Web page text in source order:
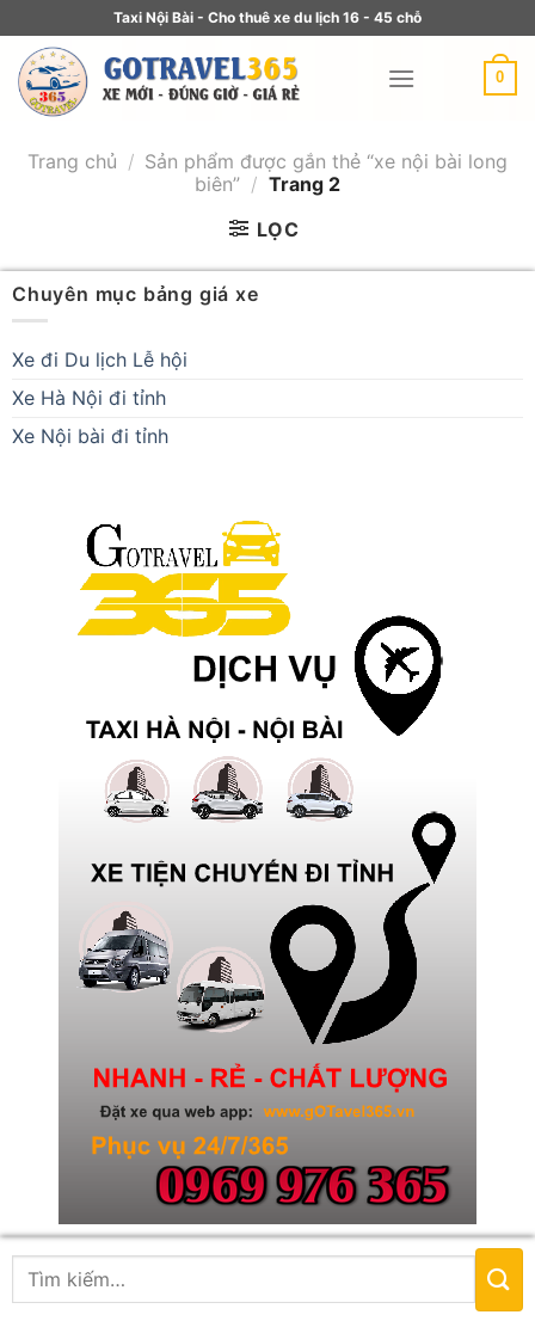
Taxi Nội Bài - Cho thuê xe du lịch 16 - 45 chỗ
0
Trang chủ / Sản phẩm được gắn thẻ “xe nội bài long
biên” / Trang 2
LỌC
Chuyên mục bảng giá xe
Xe đi Du lịch Lễ hội
Xe Hà Nội đi tỉnh
Xe Nội bài đi tỉnh